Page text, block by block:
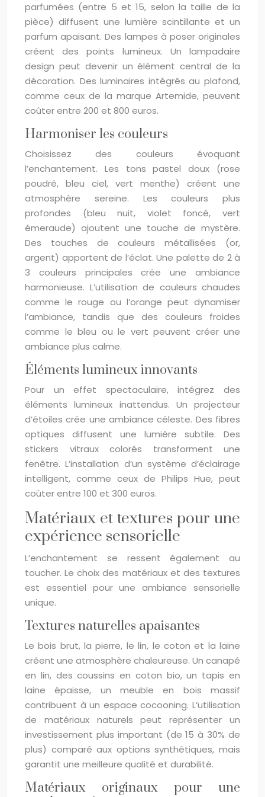
parfumées (entre 5 et 15, selon la taille de la
pièce) diffusent une lumière scintillante et un
parfum apaisant. Des lampes à poser originales
créent des points lumineux. Un lampadaire
design peut devenir un élément central de la
décoration. Des luminaires intégrés au plafond,
comme ceux de la marque Artemide, peuvent
coûter entre 200 et 800 euros.
Harmoniser les couleurs
Choisissez des couleurs évoquant
l’enchantement. Les tons pastel doux (rose
poudré, bleu ciel, vert menthe) créent une
atmosphère sereine. Les couleurs plus
profondes (bleu nuit, violet foncé, vert
émeraude) ajoutent une touche de mystère.
Des touches de couleurs métallisées (or,
argent) apportent de l’éclat. Une palette de 2 à
3 couleurs principales crée une ambiance
harmonieuse. L’utilisation de couleurs chaudes
comme le rouge ou l’orange peut dynamiser
l’ambiance, tandis que des couleurs froides
comme le bleu ou le vert peuvent créer une
ambiance plus calme.
Éléments lumineux innovants
Pour un effet spectaculaire, intégrez des
éléments lumineux inattendus. Un projecteur
d’étoiles crée une ambiance céleste. Des fibres
optiques diffusent une lumière subtile. Des
stickers vitraux colorés transforment une
fenêtre. L’installation d’un système d’éclairage
intelligent, comme ceux de Philips Hue, peut
coûter entre 100 et 300 euros.
Matériaux et textures pour une
expérience sensorielle
L’enchantement se ressent également au
toucher. Le choix des matériaux et des textures
est essentiel pour une ambiance sensorielle
unique.
Textures naturelles apaisantes
Le bois brut, la pierre, le lin, le coton et la laine
créent une atmosphère chaleureuse. Un canapé
en lin, des coussins en coton bio, un tapis en
laine épaisse, un meuble en bois massif
contribuent à un espace cocooning. L’utilisation
de matériaux naturels peut représenter un
investissement plus important (de 15 à 30% de
plus) comparé aux options synthétiques, mais
garantit une meilleure qualité et durabilité.
Matériaux originaux pour une